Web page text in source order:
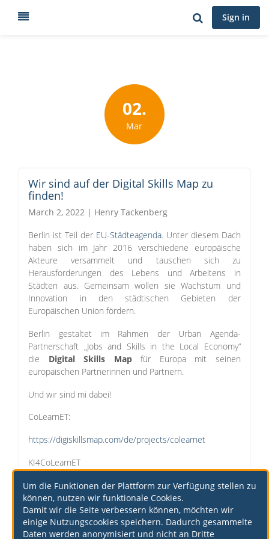
Sign in
02.
Mar
Wir sind auf der Digital Skills Map zu
finden!
March 2, 2022 | Henry Tackenberg
Berlin ist Teil der EU-Städteagenda. Unter diesem Dach
haben sich im Jahr 2016 verschiedene europäische
Akteure versammelt und tauschen sich zu
Herausforderungen des Lebens und Arbeitens in
Städten aus. Gemeinsam wollen sie Wachstum und
Innovation in den städtischen Gebieten der
Europäischen Union fördern.
Berlin gestaltet im Rahmen der Urban Agenda-
Partnerschaft „Jobs and Skills in the Local Economy“
die Digital Skills Mapfür Europa mit seinen
europäischen Partnerinnen und Partnern.
Und wir sind mi dabei!
CoLearnET:
https://digiskillsmap.com/de/projects/colearnet
KI4CoLearnET
https://digiskillsmap.com/de/projects/ki4colearnet
Um die Funktionen der Plattform zur Verfügung stellen zu
können, nutzen wir funktionale Cookies.
Damit wir die Seite verbessern können, möchten wir
einige Nutzungscookies speichern. Dadurch gesammelte
Daten werden anonymisiert und nicht an Dritte